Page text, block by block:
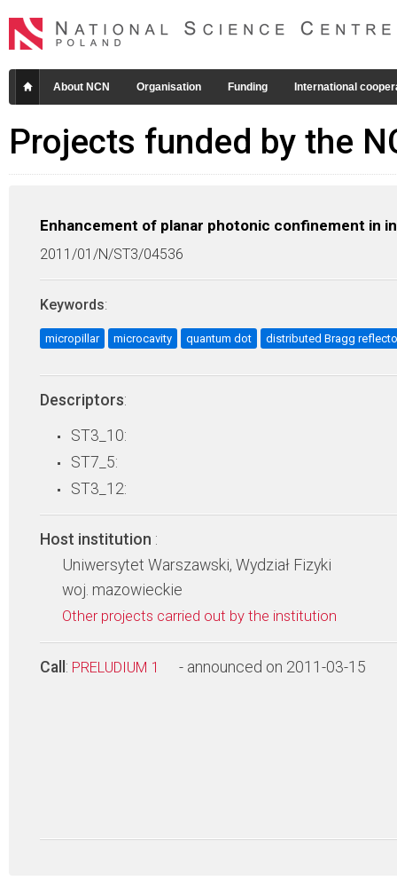
About NCN Organisation Funding International
Projects funded by the
Enhancement of planar photonic confinement in
2011/01/N/ST3/04536
Keywords:
micropillar microcavity quantum dot distributed Bragg
Descriptors:
ST3_10:
ST7_5:
ST3_12:
Host institution :
Uniwersytet Warszawski, Wydział Fizyki
woj. mazowieckie
Other projects carried out by the institution
Call : PRELUDIUM 1 - announced on 2011-03-15